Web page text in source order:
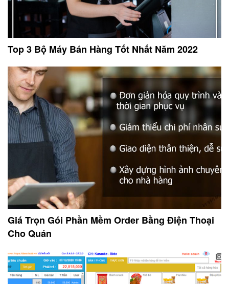
Top 3 Bộ Máy Bán Hàng Tốt Nhất Năm 2022
Giá Trọn Gói Phần Mềm Order Bằng Điện Thoại
Cho Quán